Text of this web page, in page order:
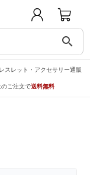
search
スレット・アクセサリー通販
ご注文で送料無料